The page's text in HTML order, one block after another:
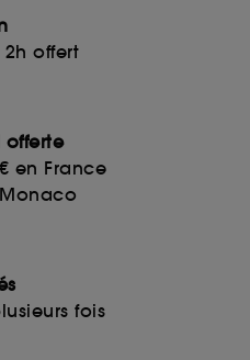
offert
offerte
en France
fois